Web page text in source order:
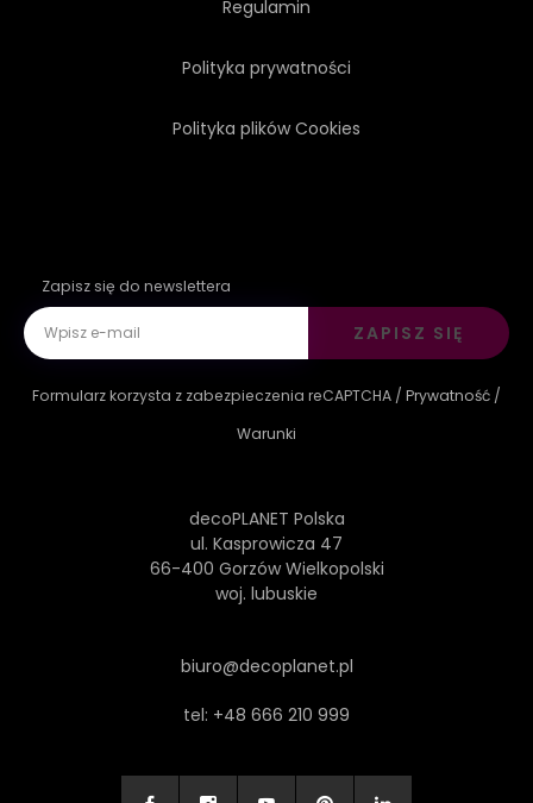
Regulamin
Polityka prywatności
Polityka plików Cookies
Zapisz się do newslettera
ZAPISZ SIĘ
Formularz korzysta z zabezpieczenia reCAPTCHA / Prywatność /
Warunki
decoPLANET Polska
ul. Kasprowicza 47
66-400 Gorzów Wielkopolski
woj. lubuskie
biuro@decoplanet.pl
tel: +48 666 210 999